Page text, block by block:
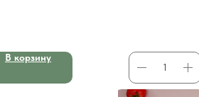
В корзину